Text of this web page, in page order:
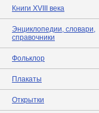
Книги XVIII века
Энциклопедии, словари,
справочники
Фольклор
Плакаты
Открытки